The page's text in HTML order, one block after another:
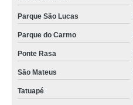
Parque São Lucas
Parque do Carmo
Ponte Rasa
São Mateus
Tatuapé